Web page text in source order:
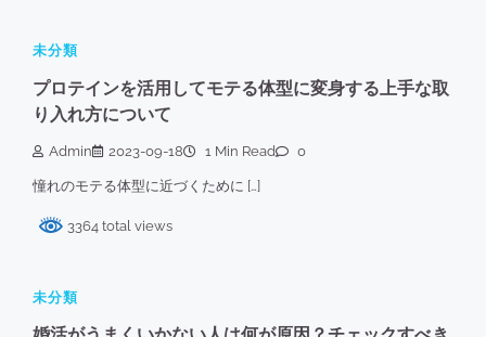
未分類
プロテインを活用してモテる体型に変身する上手な取
り入れ方について
Admin 2023-09-18 1 Min Read 0
憧れのモテる体型に近づくために […]
3364 total views
未分類